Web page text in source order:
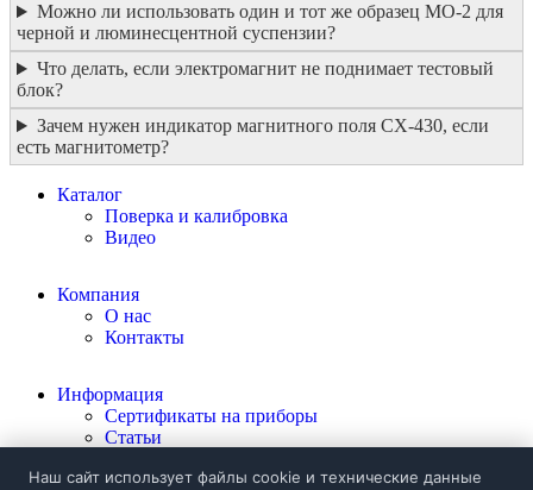
Можно ли использовать один и тот же образец МО-2 для
черной и люминесцентной суспензии?
Что делать, если электромагнит не поднимает тестовый
блок?
Зачем нужен индикатор магнитного поля CX-430, если
есть магнитометр?
Каталог
Поверка и калибровка
Видео
Компания
О нас
Контакты
Информация
Сертификаты на приборы
Статьи
Наш сайт использует файлы cookie и технические данные